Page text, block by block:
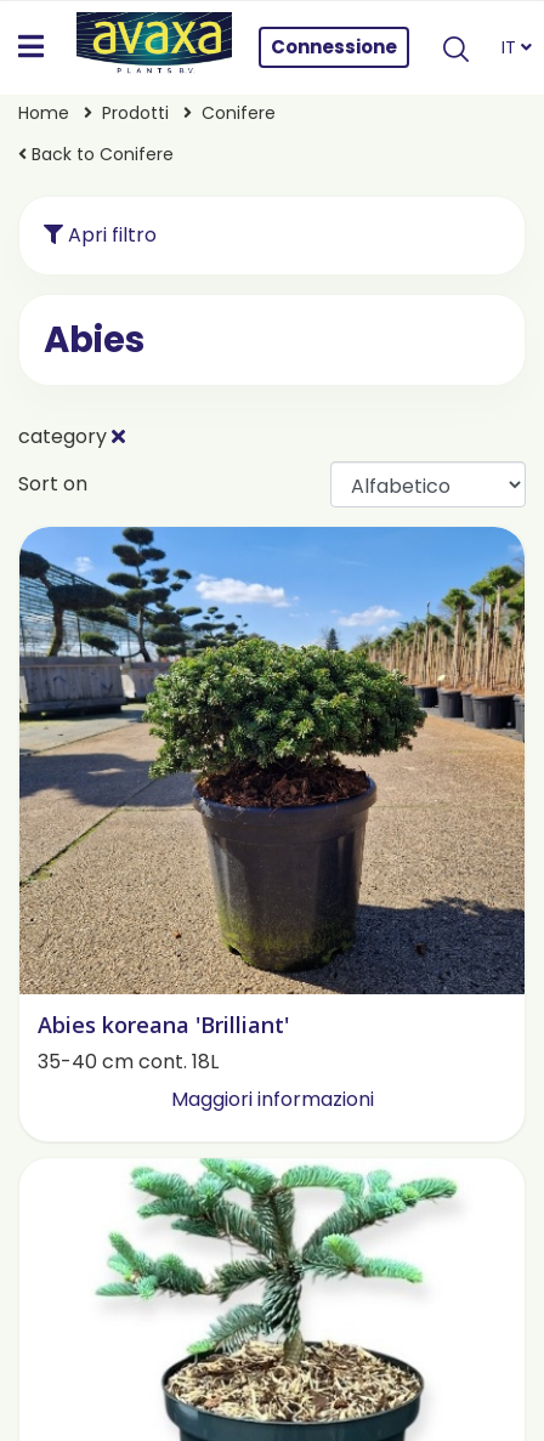
Connessione IT
Home Prodotti
Conifere
Back to Conifere
Apri filtro
Abies
category
Sort on
Abies koreana 'Brilliant'
35-40 cm cont. 18L
Maggiori informazioni